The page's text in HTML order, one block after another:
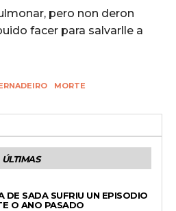
pero non deron
facer para salvarlle a
MORTE
ÚLTIMAS
DE SADA SUFRIU UN EPISODIO
O ANO PASADO